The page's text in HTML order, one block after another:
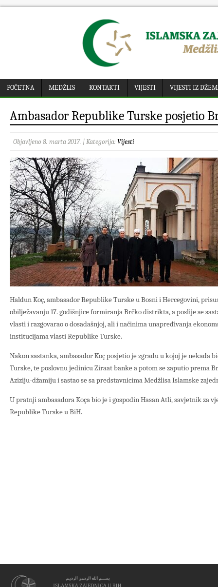
POČETNA MEDŽLIS KONTAKTI VIJESTI VIJESTI IZ
Ambasador Republike Turske posjetio
Objavljeno 8. marta 2017. | Kategorija: Vijesti
Haldun Koç, ambasador Republike Turske u Bosni i Hercegovini,
obilježavanju 17. godišnjice formiranja Brčko distrikta, a poslije se
vlasti i razgovarao o dosadašnjoj, ali i načinima unapređivanja
institucijama vlasti Republike Turske.
Nakon sastanka, ambasador Koç posjetio je zgradu u kojoj je nekada
Turske, te poslovnu jedinicu Ziraat banke a potom se zaputio prema
Aziziju-džamiju i sastao se sa predstavnicima Medžlisa Islamske
U pratnji ambasadora Koça bio je i gospodin Hasan Atli, savjetnik za
Republike Turske u BiH.